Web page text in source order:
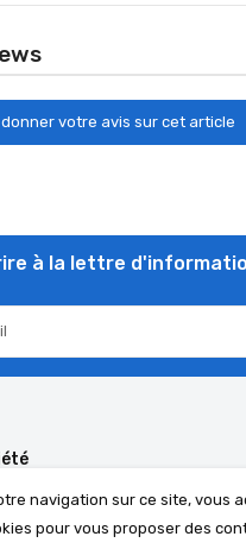
votre avis sur cet article
à la lettre
boutique
navigation sur ce site, vous
pour vous proposer des